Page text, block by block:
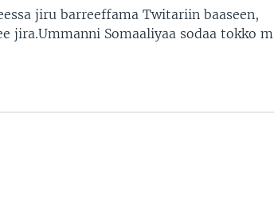
jiru barreeffama Twitariin baaseen,
jira.Ummanni Somaaliyaa sodaa tokko